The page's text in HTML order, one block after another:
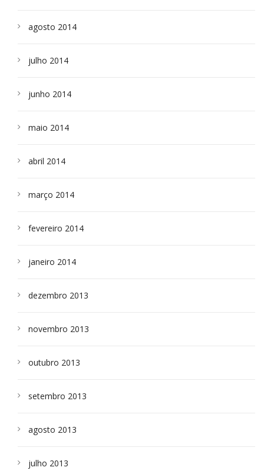
agosto 2014
julho 2014
junho 2014
maio 2014
abril 2014
março 2014
fevereiro 2014
janeiro 2014
dezembro 2013
novembro 2013
outubro 2013
setembro 2013
agosto 2013
julho 2013